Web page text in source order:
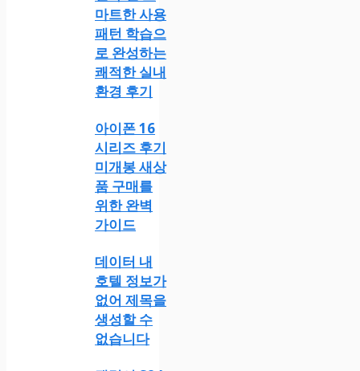
마트한 사용
패턴 학습으
로 완성하는
쾌적한 실내
환경 후기
아이폰 16
시리즈 후기
미개봉 새상
품 구매를
위한 완벽
가이드
데이터 내
호텔 정보가
없어 제목을
생성할 수
없습니다